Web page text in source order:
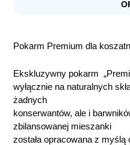
Pokarm Premium dla
Ekskluzywny pokarm
wyłącznie na naturalnych
żadnych
konserwantów, ale i
zbilansowanej mieszanki
została opracowana z